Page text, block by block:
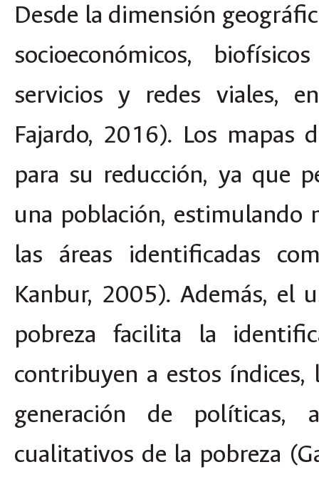
Desde la dimensión
socioeconómicos,
servicios y redes viales,
Fajardo, 2016). Los mapas
para su reducción, ya que
una población, estimulando
las áreas identificadas
Kanbur, 2005). Además, el
pobreza facilita la
contribuyen a estos
generación de
cualitativos de la pobreza